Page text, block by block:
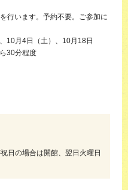
行います。予約不要。ご参加に
10月4日（土）、10月18日
30分程度
日の場合は開館、翌日火曜日